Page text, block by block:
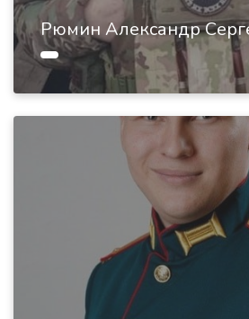
Рюмин Александр